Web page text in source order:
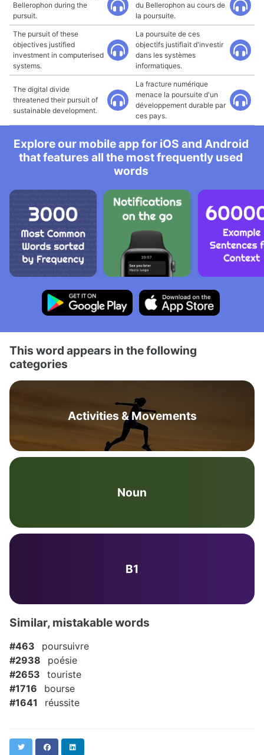
Bellerophon during the
pursuit.
du Bellerophon au cours de
la poursuite.
The pursuit of these
objectives justified
investment in computerised
systems.
La poursuite de ces
objectifs justifiait d'investir
dans les systèmes
informatiques.
The digital divide
threatened their pursuit of
sustainable development.
La fracture numérique
menace la poursuite d'un
développement durable par
ces pays.
Explore our mobile app for iOS and Android
that features all the most frequently used
words
This word appears in the following
categories
Activities & Movements
Noun
B1
Similar, mistakable words
#463
poursuivre
#2938
poésie
#2653
touriste
#1716
bourse
#1641
réussite
Twitter Facebook